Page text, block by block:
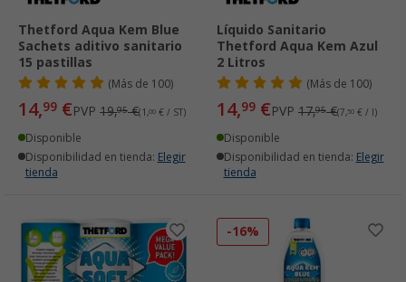
Thetford Aqua Kem Blue
Sachets aditivo sanitario
15 pastillas
(Más de 100)
14,99 €PVP 19,95€(1,00 € / ST)
Disponible
Disponibilidad en tienda: Elegir
tienda
Líquido Sanitario
Thetford Aqua Kem Azul
2 Litros
(Más de 100)
14,99 €PVP 17,95€(7,50 € / l)
Disponible
Disponibilidad en tienda: Elegir
tienda
-16%